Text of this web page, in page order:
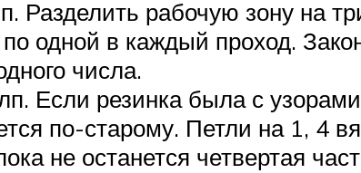
Разделить рабочую зону на
одной в каждый проход.
числа.
Если резинка была с
по-старому. Петли на 1, 4
не останется четвертая